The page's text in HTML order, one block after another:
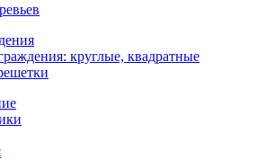
круглые, квадратные